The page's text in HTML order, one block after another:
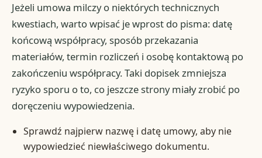
Jeżeli umowa milczy o niektórych technicznych
kwestiach, warto wpisać je wprost do pisma: datę
końcową współpracy, sposób przekazania
materiałów, termin rozliczeń i osobę kontaktową po
zakończeniu współpracy. Taki dopisek zmniejsza
ryzyko sporu o to, co jeszcze strony miały zrobić po
doręczeniu wypowiedzenia.
Sprawdź najpierw nazwę i datę umowy, aby nie
wypowiedzieć niewłaściwego dokumentu.